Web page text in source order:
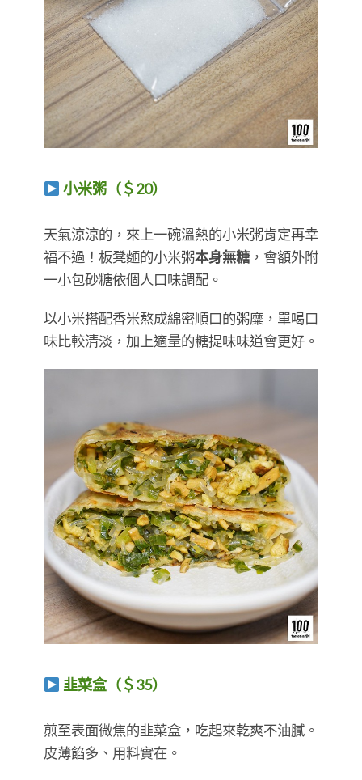
小米粥（＄20）
​​​​​​​天氣涼涼的，來上一碗溫熱的小米粥肯定再幸
福不過！板凳麵的小米粥本身無糖，會額外附
一小包砂糖依個人口味調配。
以小米搭配香米熬成綿密順口的粥糜，單喝口
味比較清淡，加上適量的糖提味味道會更好。
韭菜盒（＄35）
​​​​​​​煎至表面微焦的韭菜盒，吃起來乾爽不油膩。
皮薄餡多、用料實在。